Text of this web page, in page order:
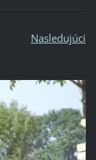
Nasledujúci